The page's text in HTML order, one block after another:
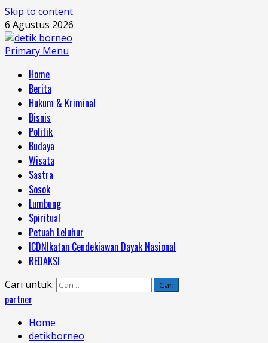
Skip to content
6 Agustus 2026
Primary Menu
Home
Berita
Hukum & Kriminal
Bisnis
Politik
Budaya
Wisata
Sastra
Sosok
Lumbung
Spiritual
Petuah Leluhur
ICDNIkatan Cendekiawan Dayak Nasional
REDAKSI
Cari untuk:
partner
Home
detikborneo